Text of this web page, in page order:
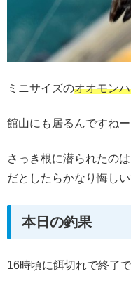
ミニサイズのオオモン
館山にも居るんですね
さっき根に潜られたの
だとしたらかなり悔しい
本日の釣果
16時頃に餌切れで終了で